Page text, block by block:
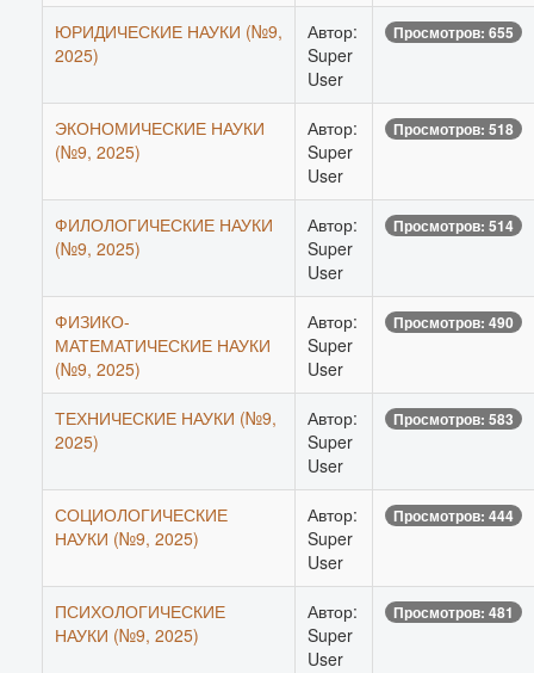
ЮРИДИЧЕСКИЕ НАУКИ (№9,
2025)
Автор:
Super
User
Просмотров: 655
ЭКОНОМИЧЕСКИЕ НАУКИ
(№9, 2025)
Автор:
Super
User
Просмотров: 518
ФИЛОЛОГИЧЕСКИЕ НАУКИ
(№9, 2025)
Автор:
Super
User
Просмотров: 514
ФИЗИКО-
МАТЕМАТИЧЕСКИЕ НАУКИ
(№9, 2025)
Автор:
Super
User
Просмотров: 490
ТЕХНИЧЕСКИЕ НАУКИ (№9,
2025)
Автор:
Super
User
Просмотров: 583
СОЦИОЛОГИЧЕСКИЕ
НАУКИ (№9, 2025)
Автор:
Super
User
Просмотров: 444
ПСИХОЛОГИЧЕСКИЕ
НАУКИ (№9, 2025)
Автор:
Super
User
Просмотров: 481